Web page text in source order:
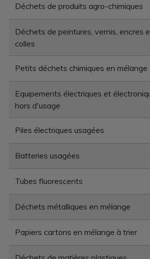
Déchets de produits agro-chimiques
Déchets de peintures, vernis, encres
colles
Petits déchets chimiques en mélange
Equipements électriques et
hors d'usage
Piles électriques usagées
Batteries usagées
Tubes fluorescents
Déchets métalliques en mélange
Papiers cartons en mélange à trier